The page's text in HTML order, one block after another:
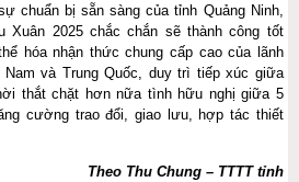
chuẩn bị sẵn sàng của tỉnh Quảng Ninh,
Xuân 2025 chắc chắn sẽ thành công tốt
hóa nhận thức chung cấp cao của lãnh
và Trung Quốc, duy trì tiếp xúc giữa
thắt chặt hơn nữa tình hữu nghị giữa 5
cường trao đổi, giao lưu, hợp tác thiết
Theo Thu Chung – TTTT tỉnh